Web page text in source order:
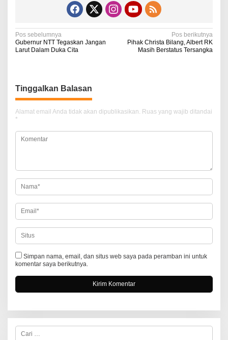
N
a
g
a
s
o
s
Pos sebelumnya
Gubernur NTT Tegaskan Jangan
Larut Dalam Duka Cita
Pos berikutnya
Pihak Christa Bilang, Albert RK
Masih Berstatus Tersangka
Tinggalkan Balasan
Alamat email Anda tidak akan dipublikasikan. Ruas yang wajib ditandai
*
Simpan nama, email, dan situs web saya pada peramban ini untuk
komentar saya berikutnya.
C